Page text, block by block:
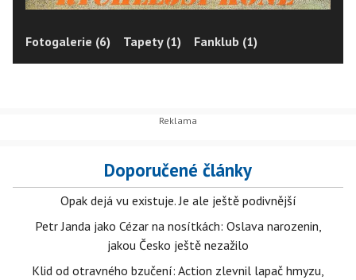
Fotogalerie (6) Tapety (1) Fanklub (1)
Doporučené články
Opak dejá vu existuje. Je ale ještě podivnější
Petr Janda jako Cézar na nosítkách: Oslava narozenin,
jakou Česko ještě nezažilo
Klid od otravného bzučení: Action zlevnil lapač hmyzu,